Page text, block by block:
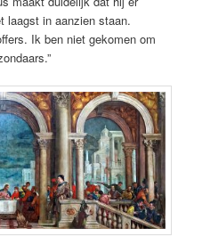
laagst in aanzien staan.
Ik ben niet gekomen om